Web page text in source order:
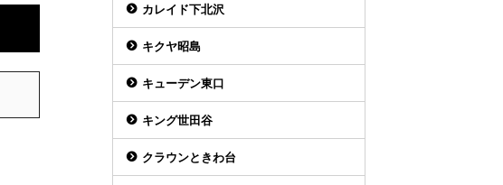
カレイド下北沢
キクヤ昭島
キューデン東口
キング世田谷
クラウンときわ台